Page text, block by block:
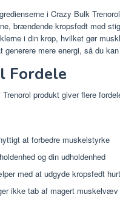
i Crazy Bulk
brændende kropsfedt med
i din krop, hvilket gør
mere energi, så du
Fordele
produkt giver flere
at forbedre muskelstyrke
og din udholdenhed
med at udgyde kropsfedt
ikke tab af magert muskelvæv